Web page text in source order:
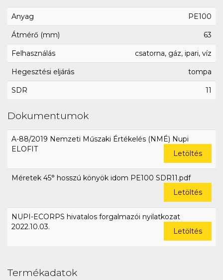
Anyag PE100
Átmérő (mm) 63
Felhasználás csatorna, gáz, ipari, víz
Hegesztési eljárás tompa
SDR 11
Dokumentumok
A-88/2019 Nemzeti Műszaki Értékelés (NMÉ) Nupi
ELOFIT
Letöltés
Méretek 45° hosszú könyök idom PE100 SDR11.pdf
Letöltés
NUPI-ECORPS hivatalos forgalmazói nyilatkozat
2022.10.03.
Letöltés
Termékadatok